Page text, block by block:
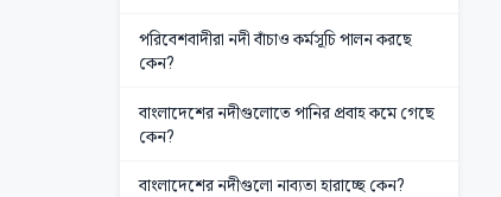
পরিবেশবাদীরা নদী বাঁচাও কর্মসূচি পালন করছে
কেন?
বাংলাদেশের নদীগুলোতে পানির প্রবাহ কমে গেছে
কেন?
বাংলাদেশের নদীগুলো নাব্যতা হারাচ্ছে কেন?